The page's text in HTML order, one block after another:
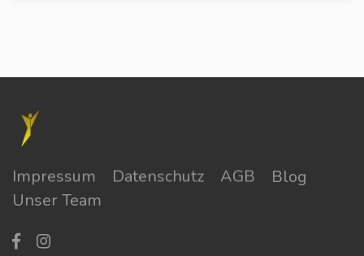
Impressum Datenschutz AGB
Blog
Unser Team